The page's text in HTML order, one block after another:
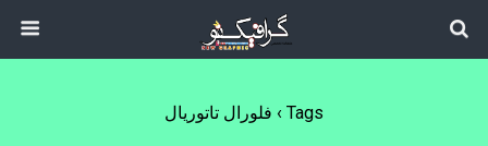
Tags › فلورال تاتوریال